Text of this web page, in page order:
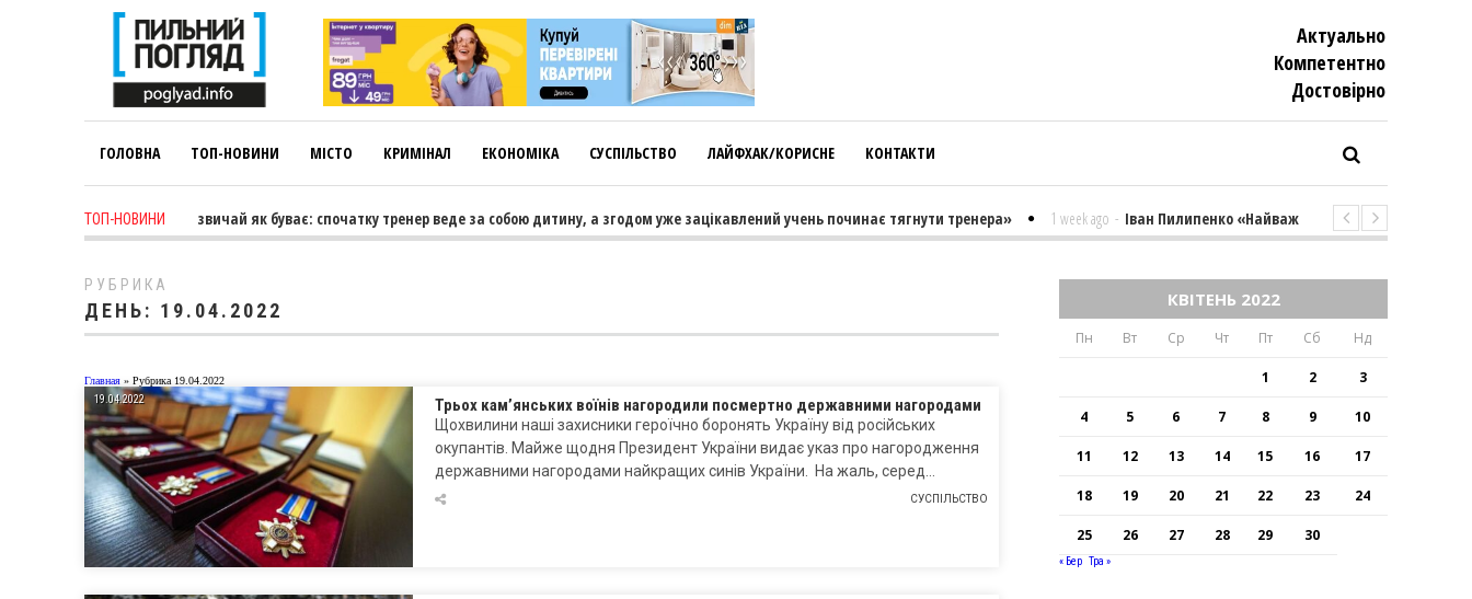
Актуально
Компетентно
Достовiрно
ГОЛОВНА ТОП-НОВИНИ МІСТО КРИМІНАЛ ЕКОНОМІКА СУСПІЛЬСТВО ЛАЙФХАК/КОРИСНЕ КОНТАКТИ
ТОП-НОВИНИ
«У спорті зазвичай як буває: спочатку тренер веде за собою дитину, а згодом уже зацікавлений учень починає тягнути тренера» 1 week ago - Іван Пилипенко «Найважчими є суто психологічні
РУБРИКА
ДЕНЬ: 19.04.2022
Главная » Рубрика 19.04.2022
19.04.2022
Трьох кам’янських воїнів нагородили посмертно державними нагородами
Щохвилини наші захисники героїчно боронять Україну від російських
окупантів. Майже щодня Президент України видає указ про нагородження
державними нагородами найкращих синів України. На жаль, серед…
СУСПІЛЬСТВО
КВІТЕНЬ 2022
Пн Вт Ср Чт Пт Сб Нд
1 2 3
4 5 6 7 8 9 10
11 12 13 14 15 16 17
18 19 20 21 22 23 24
25 26 27 28 29 30
« Бер Тра »